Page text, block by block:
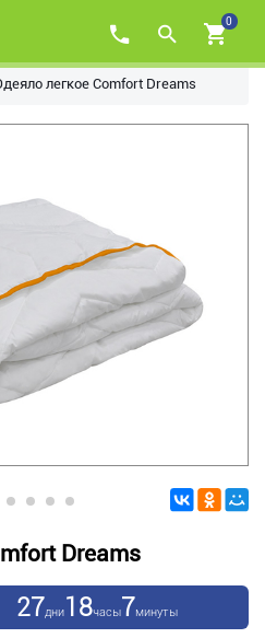
0
легкое Comfort Dreams
Dreams
27дни18часы7минуты